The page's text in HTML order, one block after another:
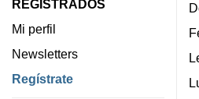
REGISTRADOS
Mi perfil
Newsletters
Regístrate